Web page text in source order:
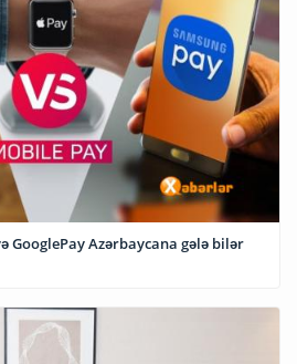
GooglePay Azərbaycana gələ bilər